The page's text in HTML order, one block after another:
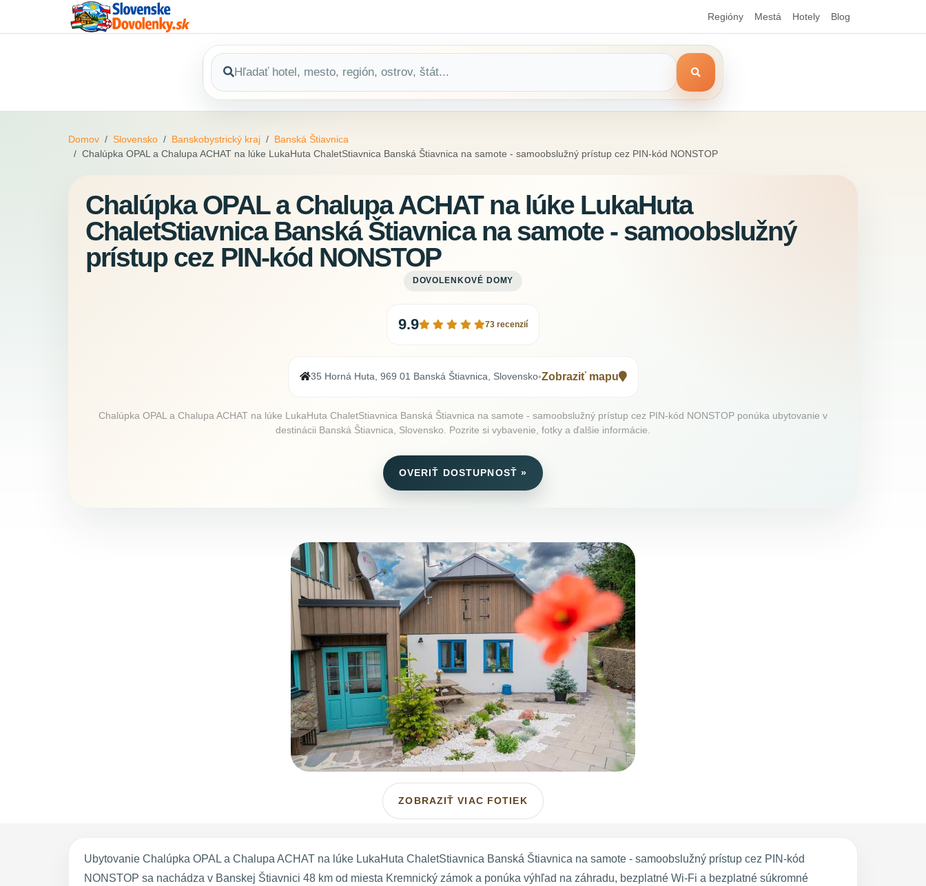
Regióny Mestá Hotely Blog
Domov Slovensko Banskobystrický kraj
Banská Štiavnica
Chalúpka OPAL a Chalupa ACHAT na lúke LukaHuta ChaletStiavnica Banská Štiavnica na samote - samoobslužný prístup cez PIN-kód NONSTOP
Chalúpka OPAL a Chalupa ACHAT na lúke LukaHuta
ChaletStiavnica Banská Štiavnica na samote - samoobslužný
prístup cez PIN-kód NONSTOP
DOVOLENKOVÉ DOMY
9.9 73 recenzií
35 Horná Huta, 969 01 Banská Štiavnica, Slovensko•Zobraziť mapu
Chalúpka OPAL a Chalupa ACHAT na lúke LukaHuta ChaletStiavnica Banská Štiavnica na samote - samoobslužný prístup cez PIN-kód NONSTOP ponúka ubytovanie v
destinácii Banská Štiavnica, Slovensko. Pozrite si vybavenie, fotky a ďalšie informácie.
OVERIŤ DOSTUPNOSŤ »
ZOBRAZIŤ VIAC FOTIEK
Ubytovanie Chalúpka OPAL a Chalupa ACHAT na lúke LukaHuta ChaletStiavnica Banská Štiavnica na samote - samoobslužný prístup cez PIN-kód
NONSTOP sa nachádza v Banskej Štiavnici 48 km od miesta Kremnický zámok a ponúka výhľad na záhradu, bezplatné Wi-Fi a bezplatné súkromné